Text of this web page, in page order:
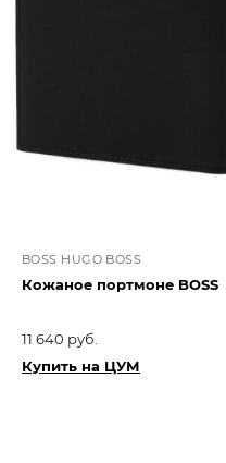
BOSS HUGO BOSS
Кожаное портмоне BOSS
11 640 руб.
Купить на ЦУМ